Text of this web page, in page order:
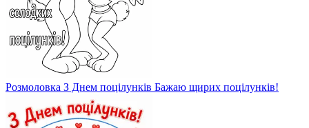
Розмоловка З Днем поцілунків Бажаю щирих поцілунків!